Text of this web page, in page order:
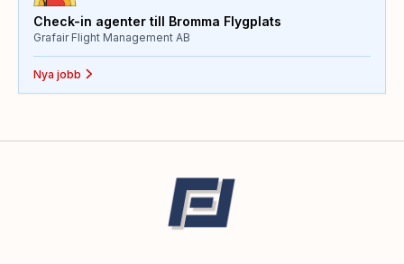
Check-in agenter till Bromma Flygplats
Grafair Flight Management AB
Nya jobb